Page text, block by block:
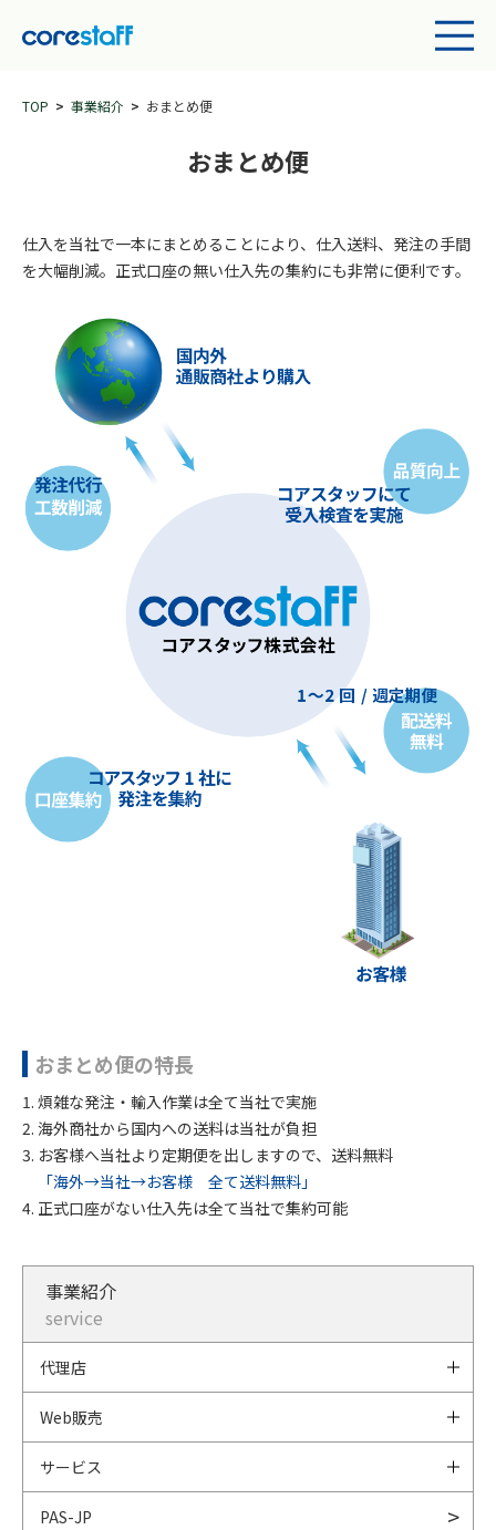
TOP 事業紹介 おまとめ便
おまとめ便
仕入を当社で一本にまとめることにより、仕入送料、発注の手間
を大幅削減。正式口座の無い仕入先の集約にも非常に便利です。
おまとめ便の特長
煩雑な発注・輸入作業は全て当社で実施
海外商社から国内への送料は当社が負担
お客様へ当社より定期便を出しますので、送料無料
「海外→当社→お客様 全て送料無料」
正式口座がない仕入先は全て当社で集約可能
事業紹介
service
代理店
Web販売
サービス
PAS-JP